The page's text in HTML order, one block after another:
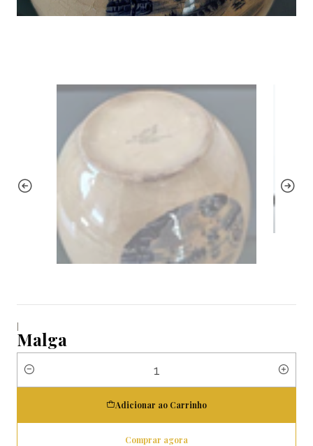
|
Malga
Quantidade
Adicionar ao Carrinho
Comprar agora